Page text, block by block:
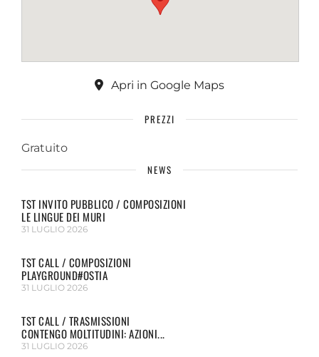
Apri in Google Maps
PREZZI
Gratuito
NEWS
TST INVITO PUBBLICO / COMPOSIZIONI
LE LINGUE DEI MURI
31 LUGLIO 2026
TST CALL / COMPOSIZIONI
PLAYGROUND#OSTIA
31 LUGLIO 2026
TST CALL / TRASMISSIONI
CONTENGO MOLTITUDINI: AZIONI...
31 LUGLIO 2026